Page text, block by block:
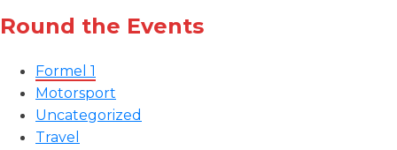
Round the Events
Formel 1
Motorsport
Uncategorized
Travel